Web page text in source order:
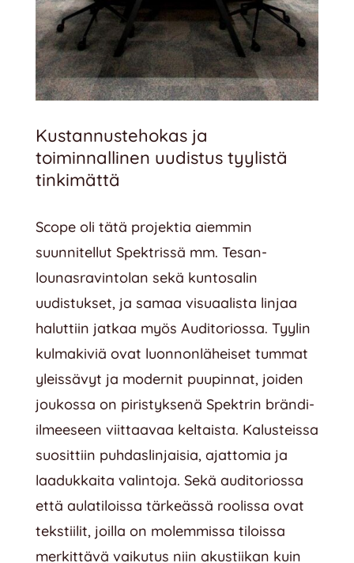
Kustannustehokas ja
toiminnallinen uudistus tyylistä
tinkimättä
Scope oli tätä projektia aiemmin
suunnitellut Spektrissä mm. Tesan-
lounasravintolan sekä kuntosalin
uudistukset, ja samaa visuaalista linjaa
haluttiin jatkaa myös Auditoriossa. Tyylin
kulmakiviä ovat luonnonläheiset tummat
yleissävyt ja modernit puupinnat, joiden
joukossa on piristyksenä Spektrin brändi-
ilmeeseen viittaavaa keltaista. Kalusteissa
suosittiin puhdaslinjaisia, ajattomia ja
laadukkaita valintoja. Sekä auditoriossa
että aulatiloissa tärkeässä roolissa ovat
tekstiilit, joilla on molemmissa tiloissa
merkittävä vaikutus niin akustiikan kuin